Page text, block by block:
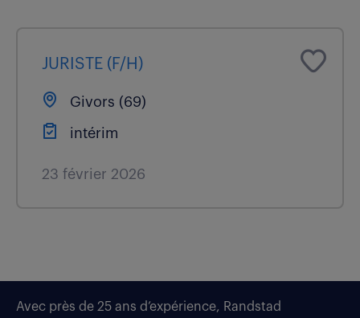
JURISTE (F/H)
Givors (69)
intérim
23 février 2026
Avec près de 25 ans d’expérience, Randstad